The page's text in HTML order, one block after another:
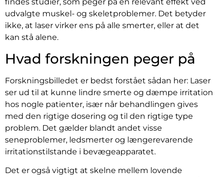
udvalgte muskel- og skeletproblemer. Det betyder
ikke, at laser virker ens på alle smerter, eller at det
kan stå alene.
Hvad forskningen peger på
Forskningsbilledet er bedst forstået sådan her: Laser
ser ud til at kunne lindre smerte og dæmpe irritation
hos nogle patienter, især når behandlingen gives
med den rigtige dosering og til den rigtige type
problem. Det gælder blandt andet visse
seneproblemer, ledsmerter og længerevarende
irritationstilstande i bevægeapparatet.
Det er også vigtigt at skelne mellem lovende